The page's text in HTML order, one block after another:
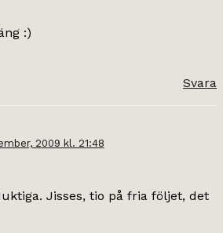
:)
Svara
2009 kl. 21:48
Jisses, tio på fria följet, det